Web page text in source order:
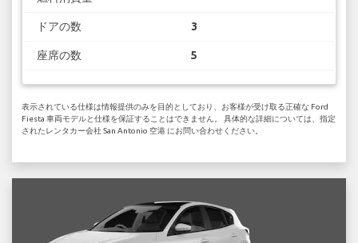
ドアの数 3
座席の数 5
表示されている仕様は情報提供のみを目的としており、お客様が受け取る正確な Ford
Fiesta 車両モデルと仕様を保証することはできません。 具体的な詳細については、指定
されたレンタカー会社 San Antonio 空港 にお問い合わせください。